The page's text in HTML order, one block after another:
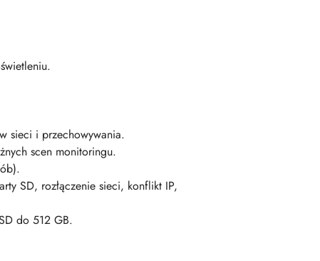
sieci i przechowywania.
scen monitoringu.
SD, rozłączenie sieci, konflikt IP,
do 512 GB.